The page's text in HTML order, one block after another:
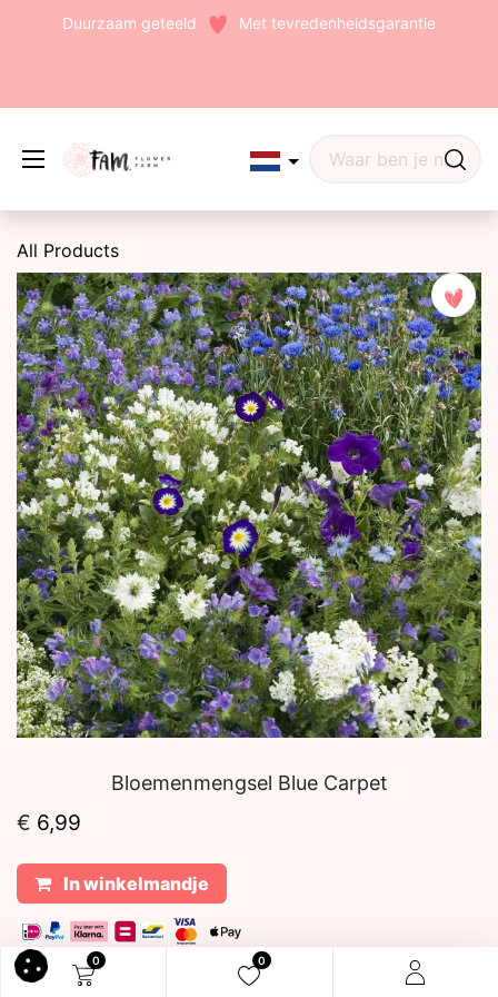
0 0
Duurzaam geteeld Met tevredenheidsgarantie
(242)
Edit widget
All Products
Bloemenmengsel Blue Carpet
€ 6,99
In winkelmandje
Tags: